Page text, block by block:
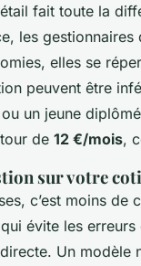
fait toute la
les
elles se
peuvent être
un jeune
de 12 €/mois,
sur votre
c’est moins de
évite les
Un modèle